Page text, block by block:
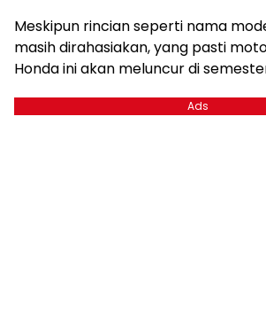
Meskipun rincian seperti nama
masih dirahasiakan, yang pasti
Honda ini akan meluncur di
Ads